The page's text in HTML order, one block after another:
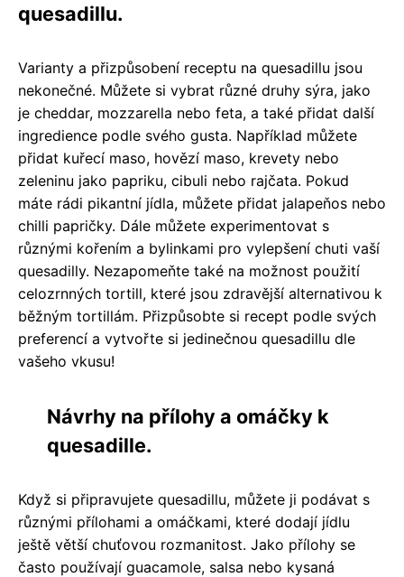
quesadillu.
Varianty a přizpůsobení receptu na quesadillu jsou
nekonečné. Můžete si vybrat různé druhy sýra, jako
je cheddar, mozzarella nebo feta, a také přidat další
ingredience podle svého gusta. Například můžete
přidat kuřecí maso, hovězí maso, krevety nebo
zeleninu jako papriku, cibuli nebo rajčata. Pokud
máte rádi pikantní jídla, můžete přidat jalapeňos nebo
chilli papričky. Dále můžete experimentovat s
různými kořením a bylinkami pro vylepšení chuti vaší
quesadilly. Nezapomeňte také na možnost použití
celozrnných tortill, které jsou zdravější alternativou k
běžným tortillám. Přizpůsobte si recept podle svých
preferencí a vytvořte si jedinečnou quesadillu dle
vašeho vkusu!
Návrhy na přílohy a omáčky k
quesadille.
Když si připravujete quesadillu, můžete ji podávat s
různými přílohami a omáčkami, které dodají jídlu
ještě větší chuťovou rozmanitost. Jako přílohy se
často používají guacamole, salsa nebo kysaná